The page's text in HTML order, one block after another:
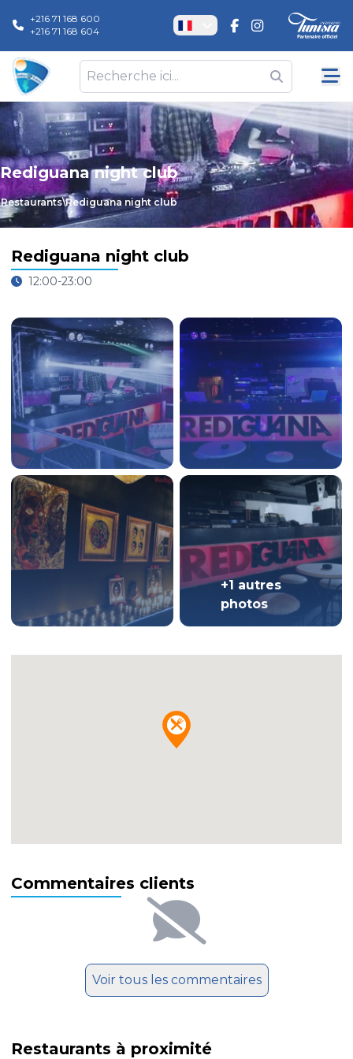
+216 71 168 600
+216 71 168 604
Rediguana night club
Restaurants\Rediguana night club
Rediguana night club
12:00-23:00
+1 autres
photos
Commentaires clients
Voir tous les commentaires
Restaurants à proximité